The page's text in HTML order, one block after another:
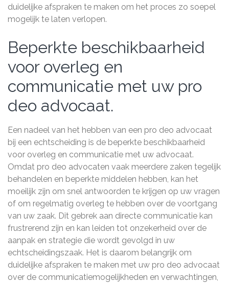
duidelijke afspraken te maken om het proces zo soepel
mogelijk te laten verlopen.
Beperkte beschikbaarheid
voor overleg en
communicatie met uw pro
deo advocaat.
Een nadeel van het hebben van een pro deo advocaat
bij een echtscheiding is de beperkte beschikbaarheid
voor overleg en communicatie met uw advocaat.
Omdat pro deo advocaten vaak meerdere zaken tegelijk
behandelen en beperkte middelen hebben, kan het
moeilijk zijn om snel antwoorden te krijgen op uw vragen
of om regelmatig overleg te hebben over de voortgang
van uw zaak. Dit gebrek aan directe communicatie kan
frustrerend zijn en kan leiden tot onzekerheid over de
aanpak en strategie die wordt gevolgd in uw
echtscheidingszaak. Het is daarom belangrijk om
duidelijke afspraken te maken met uw pro deo advocaat
over de communicatiemogelijkheden en verwachtingen,